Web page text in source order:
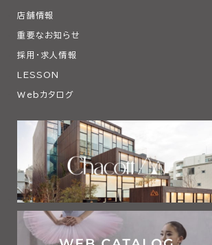
店舗情報
重要なお知らせ
採用・求人情報
LESSON
Webカタログ